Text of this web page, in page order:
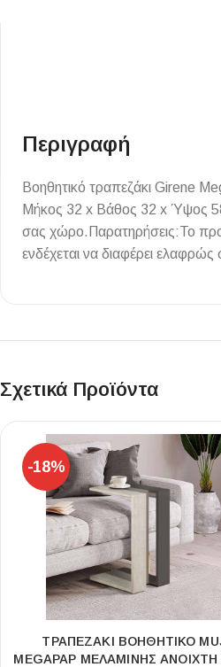
Εξωτερικού Χώρου
Τοίχου - Δαπέδου Μπάνιου
Πισίνας
Επένδυσης Τοίχου
Περιγραφή
Βοηθητικό τραπεζάκι Girene
Μήκος 32 x Βάθος 32 x Ύψος 58
σας χώρο.Παρατηρήσεις:Το
ενδέχεται να διαφέρει
Σχετικά Προϊόντα
-18%
ΤΡΑΠΕΖΆΚΙ ΒΟΗΘΗΤΙΚΌ
MEGAPAP ΜΕΛΑΜΊΝΗΣ